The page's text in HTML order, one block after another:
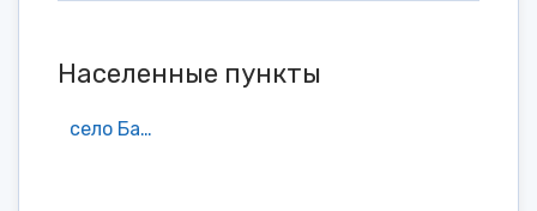
Населенные пункты
село Байково